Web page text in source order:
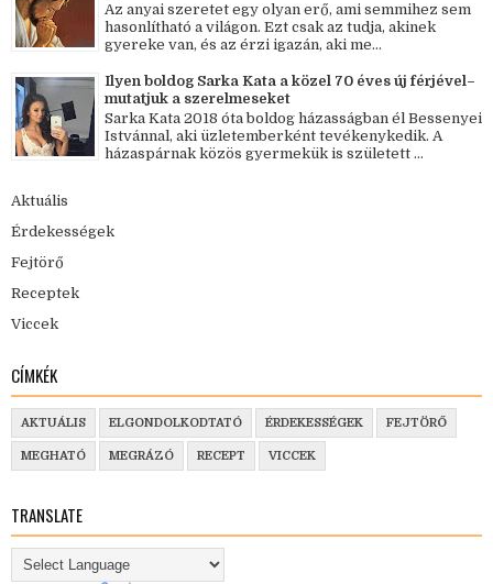
Az anyai szeretet egy olyan erő, ami semmihez sem
hasonlítható a világon. Ezt csak az tudja, akinek
gyereke van, és az érzi igazán, aki me...
Ilyen boldog Sarka Kata a közel 70 éves új férjével–
mutatjuk a szerelmeseket
Sarka Kata 2018 óta boldog házasságban él Bessenyei
Istvánnal, aki üzletemberként tevékenykedik. A
házaspárnak közös gyermekük is született ...
Aktuális
Érdekességek
Fejtörő
Receptek
Viccek
CÍMKÉK
AKTUÁLIS ELGONDOLKODTATÓ ÉRDEKESSÉGEK FEJTÖRŐ
MEGHATÓ MEGRÁZÓ RECEPT VICCEK
TRANSLATE